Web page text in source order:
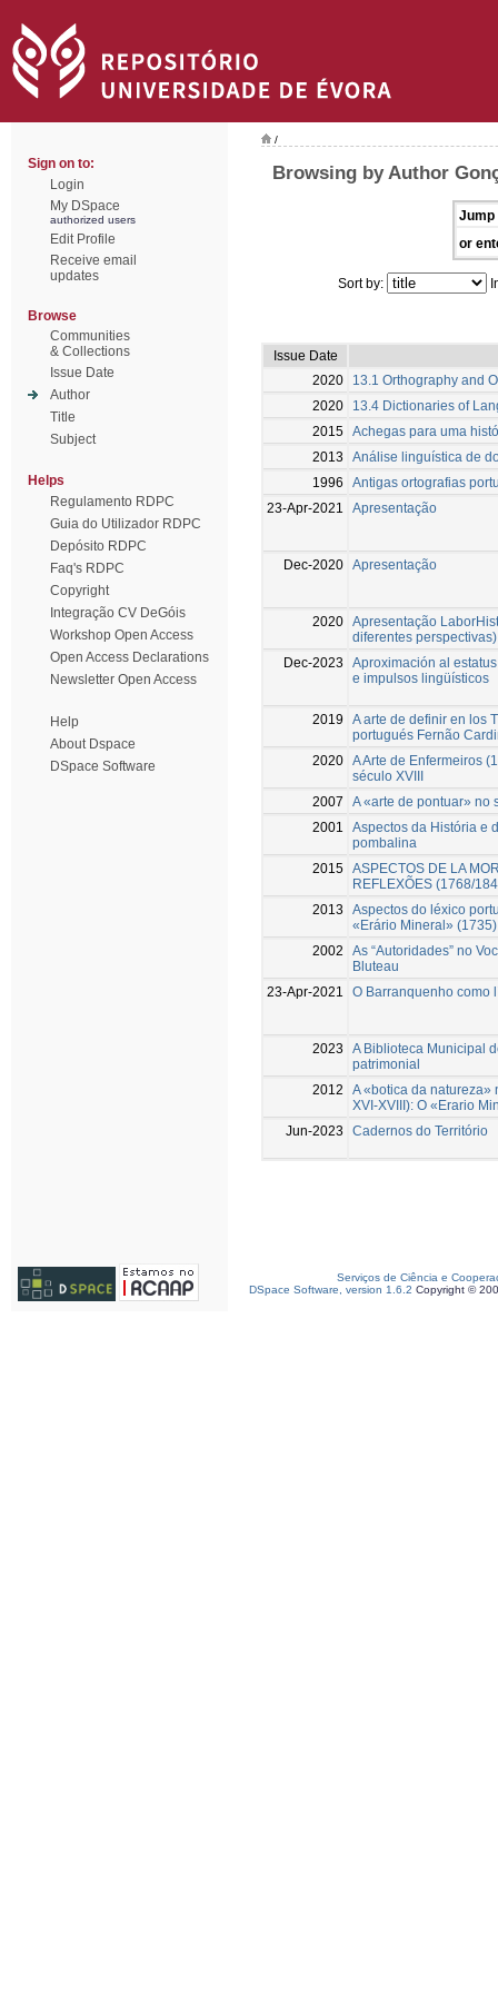
Sign on to:
Login
My DSpace
authorized users
Edit Profile
Receive email
updates
Browse
Communities
& Collections
Issue Date
Author
Title
Subject
Helps
Regulamento RDPC
Guia do Utilizador RDPC
Depósito RDPC
Faq's RDPC
Copyright
Integração CV DeGóis
Workshop Open Access
Open Access Declarations
Newsletter Open Access
Help
About Dspace
DSpace Software
/
Browsing by Author
Jump
or
Sort by:
Issue Date
2020
13.1 Orthography and
2020
13.4 Dictionaries of
2015 Achegas para uma
2013
Análise linguística de
1996
Antigas ortografias
23-Apr-2021
Apresentação
Dec-2020 Apresentação
2020 Apresentação
diferentes perspectivas)
Dec-2023
Aproximación al
e impulsos lingüísticos
2019
A arte de definir en los
portugués Fernão
2020 A Arte de Enfermeiros
século XVIII
2007
A «arte de pontuar» no
2001
Aspectos da História e
pombalina
2015 ASPECTOS DE LA
REFLEXÕES (1768/
2013
Aspectos do léxico
«Erário Mineral»
2002
As “Autoridades” no
Bluteau
23-Apr-2021
O Barranquenho como
2023
A Biblioteca Municipal
patrimonial
2012
A «botica da natureza»
XVI-XVIII): O «Erario
Jun-2023
Cadernos do Território
Serviços de Ciência e
DSpace Software, version 1.6.2 Copyright ©